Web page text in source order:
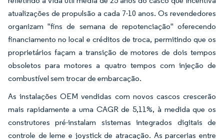
atualizações de propulsão a cada 7-10 anos. Os revendedores
organizam "fins de semana de repotenciação" oferecendo
financiamento no local e créditos de troca, permitindo que os
proprietários façam a transição de motores de dois tempos
obsoletos para motores a quatro tempos com injeção de
combustível sem trocar de embarcação.
As instalações OEM vendidas com novos cascos crescerão
mais rapidamente a uma CAGR de 5,11%, à medida que os
construtores pré-instalam sistemas integrados digitais de
controle de leme e joystick de atracação. As parcerias entre